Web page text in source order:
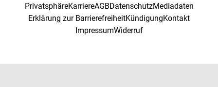
PrivatsphäreKarriereAGBDatenschutzMediadaten
Erklärung zur BarrierefreiheitKündigungKontakt
ImpressumWiderruf